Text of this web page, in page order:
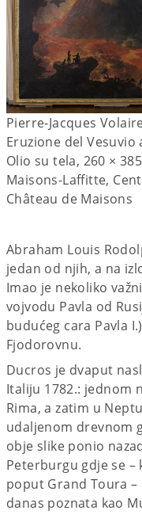
Pierre-Jacques
Eruzione del
Olio su tela, 260 ×
Maisons-Laffitte,
Château de Maisons
Abraham Louis
jedan od njih, a na
Imao je nekoliko
vojvodu Pavla od
budućeg cara Pavla
Fjodorovnu.
Ducros je dvaput
Italiju 1782.: jednom
Rima, a zatim u
udaljenom drevnom
obje slike ponio
Peterburgu gdje se –
poput Grand Toura
danas poznata kao